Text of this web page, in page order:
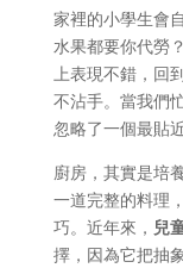
家裡的小學生會
水果都要你代勞
上表現不錯，回
不沾手。當我們
忽略了一個最貼
廚房，其實是培
一道完整的料理
巧。近年來， 兒
擇，因為它把抽